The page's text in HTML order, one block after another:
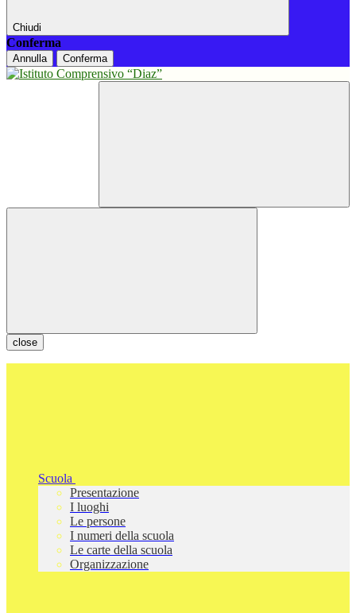
Chiudi
Conferma
Annulla Conferma
close
Scuola
Presentazione
I luoghi
Le persone
I numeri della scuola
Le carte della scuola
Organizzazione